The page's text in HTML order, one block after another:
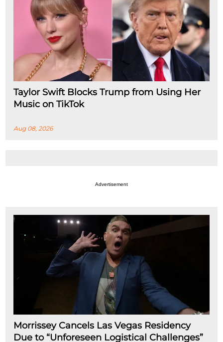
Taylor Swift Blocks Trump from Using Her
Music on TikTok
Aug 08, 2026
Advertisement
Morrissey Cancels Las Vegas Residency
Due to “Unforeseen Logistical Challenges”